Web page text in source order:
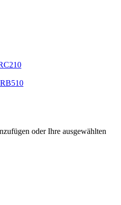
oder Ihre ausgewählten